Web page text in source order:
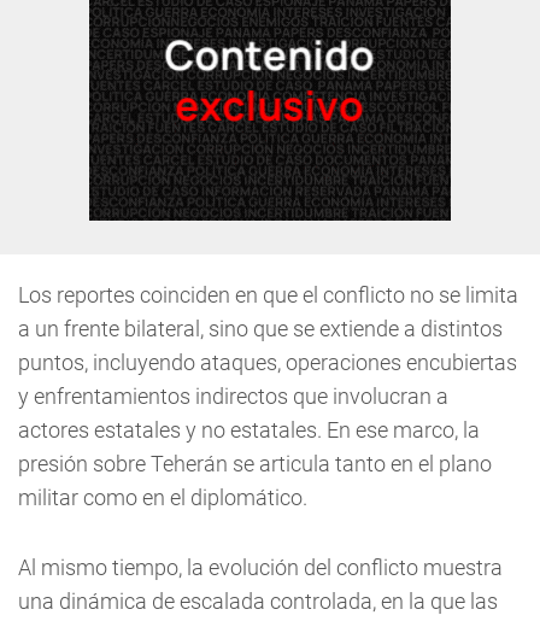
Los reportes coinciden en que el conflicto no se limita
a un frente bilateral, sino que se extiende a distintos
puntos, incluyendo ataques, operaciones encubiertas
y enfrentamientos indirectos que involucran a
actores estatales y no estatales. En ese marco, la
presión sobre Teherán se articula tanto en el plano
militar como en el diplomático.
Al mismo tiempo, la evolución del conflicto muestra
una dinámica de escalada controlada, en la que las